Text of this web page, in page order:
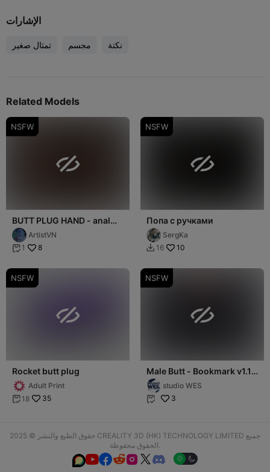
الإشارات
تمثال صغير مجسم نكتة
Related Models
NSFW

BUTT PLUG HAND - anal
plug HAND
ArtistVN
 1 8
NSFW

Попа с ручками
SergKa
 16 10
NSFW

Rocket butt plug
Adult Print
 18 35
NSFW

Male Butt - Bookmark v1.1
(double sided)
studio WES
 3
حقوق الطبع والنشر © 2025 CREALITY 3D (HK) TECHNOLOGY LIMITED جميع
الحقوق محفوظة.
  